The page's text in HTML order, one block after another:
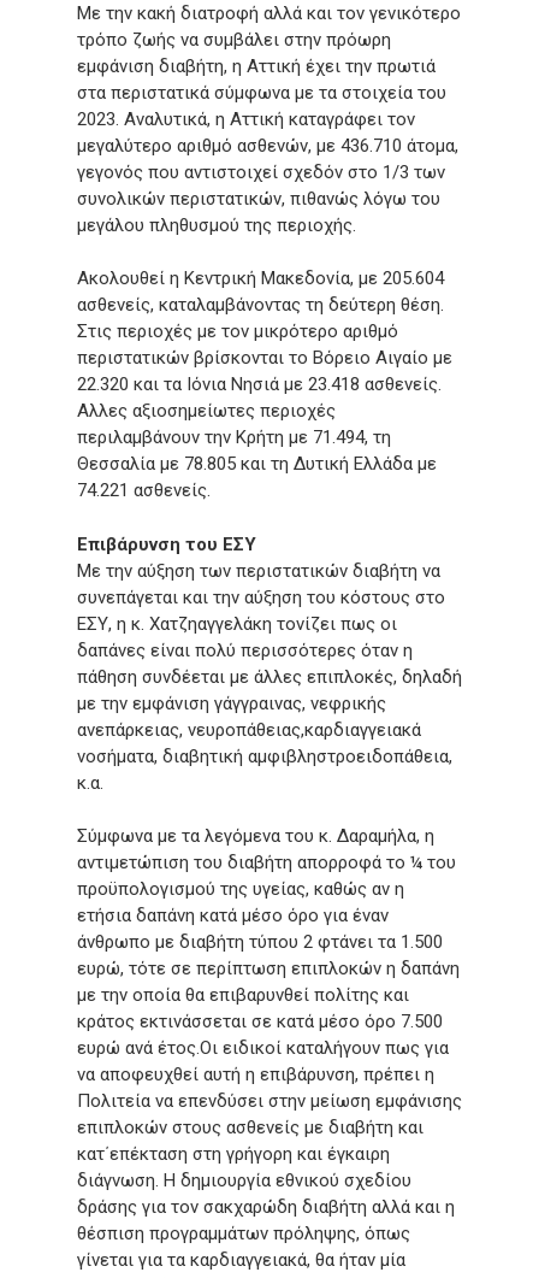
Με την κακή διατροφή αλλά και τον γενικότερο
τρόπο ζωής να συμβάλει στην πρόωρη
εμφάνιση διαβήτη, η Αττική έχει την πρωτιά
στα περιστατικά σύμφωνα με τα στοιχεία του
2023. Αναλυτικά, η Αττική καταγράφει τον
μεγαλύτερο αριθμό ασθενών, με 436.710 άτομα,
γεγονός που αντιστοιχεί σχεδόν στο 1/3 των
συνολικών περιστατικών, πιθανώς λόγω του
μεγάλου πληθυσμού της περιοχής.
Ακολουθεί η Κεντρική Μακεδονία, με 205.604
ασθενείς, καταλαμβάνοντας τη δεύτερη θέση.
Στις περιοχές με τον μικρότερο αριθμό
περιστατικών βρίσκονται το Βόρειο Αιγαίο με
22.320 και τα Ιόνια Νησιά με 23.418 ασθενείς.
Αλλες αξιοσημείωτες περιοχές
περιλαμβάνουν την Κρήτη με 71.494, τη
Θεσσαλία με 78.805 και τη Δυτική Ελλάδα με
74.221 ασθενείς.
Επιβάρυνση του ΕΣΥ
Με την αύξηση των περιστατικών διαβήτη να
συνεπάγεται και την αύξηση του κόστους στο
ΕΣΥ, η κ. Χατζηαγγελάκη τονίζει πως οι
δαπάνες είναι πολύ περισσότερες όταν η
πάθηση συνδέεται με άλλες επιπλοκές, δηλαδή
με την εμφάνιση γάγγραινας, νεφρικής
ανεπάρκειας, νευροπάθειας,καρδιαγγειακά
νοσήματα, διαβητική αμφιβληστροειδοπάθεια,
κ.α.
Σύμφωνα με τα λεγόμενα του κ. Δαραμήλα, η
αντιμετώπιση του διαβήτη απορροφά το ¼ του
προϋπολογισμού της υγείας, καθώς αν η
ετήσια δαπάνη κατά μέσο όρο για έναν
άνθρωπο με διαβήτη τύπου 2 φτάνει τα 1.500
ευρώ, τότε σε περίπτωση επιπλοκών η δαπάνη
με την οποία θα επιβαρυνθεί πολίτης και
κράτος εκτινάσσεται σε κατά μέσο όρο 7.500
ευρώ ανά έτος.Οι ειδικοί καταλήγουν πως για
να αποφευχθεί αυτή η επιβάρυνση, πρέπει η
Πολιτεία να επενδύσει στην μείωση εμφάνισης
επιπλοκών στους ασθενείς με διαβήτη και
κατ΄επέκταση στη γρήγορη και έγκαιρη
διάγνωση. Η δημιουργία εθνικού σχεδίου
δράσης για τον σακχαρώδη διαβήτη αλλά και η
θέσπιση προγραμμάτων πρόληψης, όπως
γίνεται για τα καρδιαγγειακά, θα ήταν μία